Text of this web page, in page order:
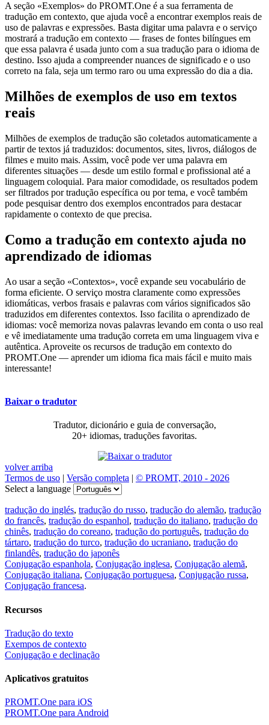
A seção «Exemplos» do PROMT.One é a sua ferramenta de
tradução em contexto, que ajuda você a encontrar exemplos reais de
uso de palavras e expressões. Basta digitar uma palavra e o serviço
mostrará a tradução em contexto — frases de fontes bilíngues em
que essa palavra é usada junto com a sua tradução para o idioma de
destino. Isso ajuda a compreender nuances de significado e o uso
correto na fala, seja um termo raro ou uma expressão do dia a dia.
Milhões de exemplos de uso em textos
reais
Milhões de exemplos de tradução são coletados automaticamente a
partir de textos já traduzidos: documentos, sites, livros, diálogos de
filmes e muito mais. Assim, você pode ver uma palavra em
diferentes situações — desde um estilo formal e profissional até a
linguagem coloquial. Para maior comodidade, os resultados podem
ser filtrados por tradução específica ou por tema, e você também
pode pesquisar dentro dos exemplos encontrados para destacar
rapidamente o contexto de que precisa.
Como a tradução em contexto ajuda no
aprendizado de idiomas
Ao usar a seção «Contextos», você expande seu vocabulário de
forma eficiente. O serviço mostra claramente como expressões
idiomáticas, verbos frasais e palavras com vários significados são
traduzidos em diferentes contextos. Isso facilita o aprendizado de
idiomas: você memoriza novas palavras levando em conta o uso real
e vê imediatamente uma tradução correta em uma linguagem viva e
autêntica. Aproveite os recursos de tradução em contexto do
PROMT.One — aprender um idioma fica mais fácil e muito mais
interessante!
Baixar o tradutor
Tradutor, dicionário e guia de conversação,
20+ idiomas, traduções favoritas.
volver arriba
Termos de uso | Versão completa | © PROMT, 2010 - 2026
Select a language
tradução do inglés, tradução do russo, tradução do alemão, tradução
do francês, tradução do espanhol, tradução do italiano, tradução do
chinês, tradução do coreano, tradução do português, tradução do
tártaro, tradução do turco, tradução do ucraniano, tradução do
finlandês, tradução do japonês
Conjugação espanhola, Conjugação inglesa, Conjugação alemã,
Conjugação italiana, Conjugação portuguesa, Conjugação russa,
Conjugação francesa.
Recursos
Tradução do texto
Exempos de contexto
Conjugação e declinação
Aplicativos gratuitos
PROMT.One para iOS
PROMT.One para Android